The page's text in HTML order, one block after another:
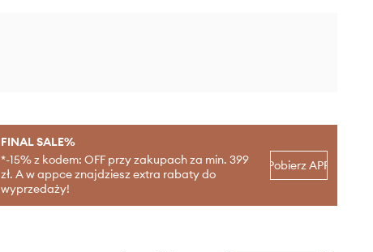
FINAL SALE%
*-15% z kodem: OFF przy zakupach za min. 399
zł. A w appce znajdziesz extra rabaty do
wyprzedaży!
Pobierz APP